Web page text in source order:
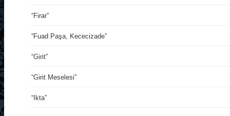
“Firar”
“Fuad Paşa, Kececizade”
“Girit”
“Girit Meselesi”
“Ikta”